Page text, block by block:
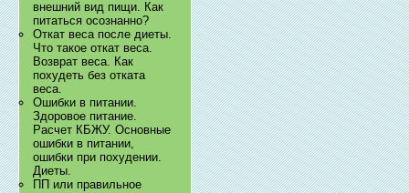
внешний вид пищи. Как
питаться осознанно?
Откат веса после диеты.
Что такое откат веса.
Возврат веса. Как
похудеть без отката
веса.
Ошибки в питании.
Здоровое питание.
Расчет КБЖУ. Основные
ошибки в питании,
ошибки при похудении.
Диеты.
ПП или правильное